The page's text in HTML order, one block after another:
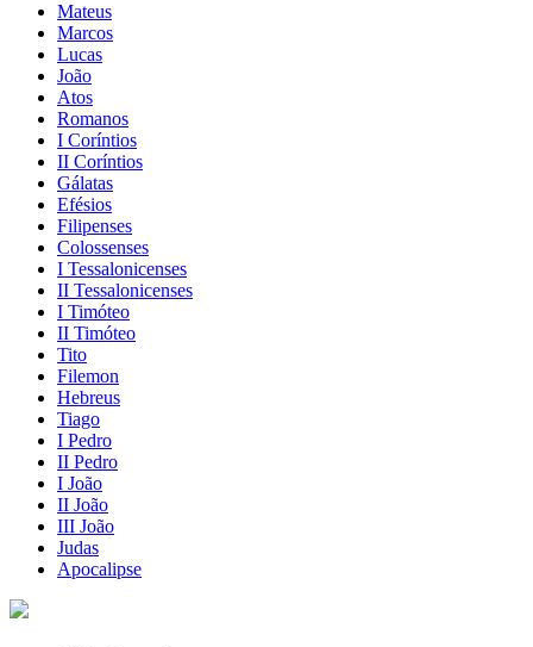
Mateus
Marcos
Lucas
João
Atos
Romanos
I Coríntios
II Coríntios
Gálatas
Efésios
Filipenses
Colossenses
I Tessalonicenses
II Tessalonicenses
I Timóteo
II Timóteo
Tito
Filemon
Hebreus
Tiago
I Pedro
II Pedro
I João
II João
III João
Judas
Apocalipse